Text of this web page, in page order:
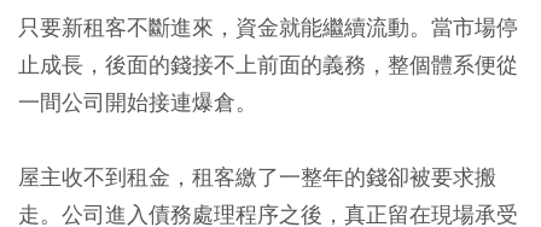
只要新租客不斷進來，資金就能繼續流動。當市場停
止成長，後面的錢接不上前面的義務，整個體系便從
一間公司開始接連爆倉。
屋主收不到租金，租客繳了一整年的錢卻被要求搬
走。公司進入債務處理程序之後，真正留在現場承受